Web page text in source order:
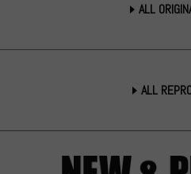
ALL
ALL